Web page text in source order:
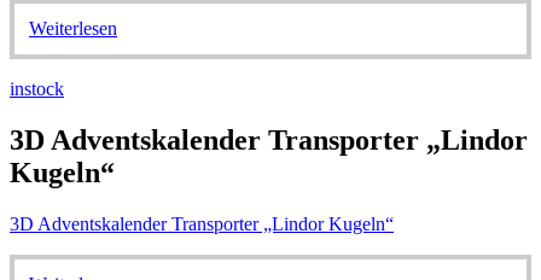
Weiterlesen
instock
3D Adventskalender Transporter „Lindor
Kugeln“
3D Adventskalender Transporter „Lindor Kugeln“